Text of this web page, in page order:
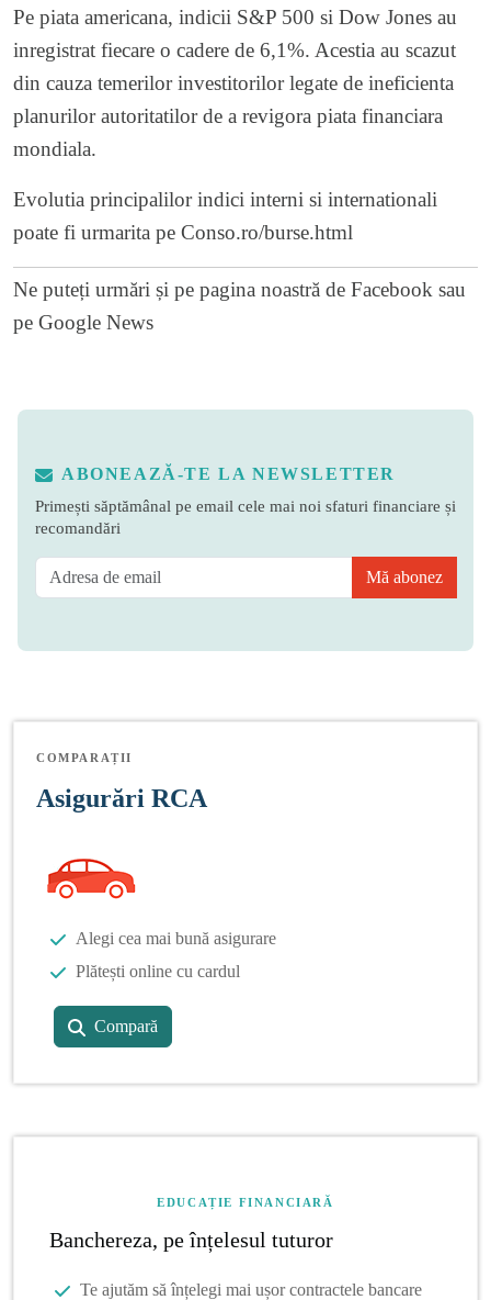
Pe piata americana, indicii S&P 500 si Dow Jones au
inregistrat fiecare o cadere de 6,1%. Acestia au scazut
din cauza temerilor investitorilor legate de ineficienta
planurilor autoritatilor de a revigora piata financiara
mondiala.
Evolutia principalilor indici interni si internationali
poate fi urmarita pe Conso.ro/burse.html
Ne puteți urmări și pe pagina noastră de Facebook sau
pe Google News
ABONEAZĂ-TE LA NEWSLETTER
Primești săptămânal pe email cele mai noi sfaturi financiare și
recomandări
Mă abonez
COMPARAȚII
Asigurări RCA
Alegi cea mai bună asigurare
Plătești online cu cardul
Compară
EDUCAȚIE FINANCIARĂ
Banchereza, pe înțelesul tuturor
Te ajutăm să înțelegi mai ușor contractele bancare